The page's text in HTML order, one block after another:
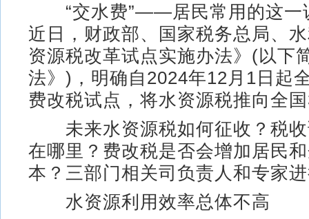
“交水费”——居民常用的这一
近日，财政部、国家税务总局、
资源税改革试点实施办法》(以下
法》)，明确自2024年12月1日起
费改税试点，将水资源税推向全
未来水资源税如何征收？税收
在哪里？费改税是否会增加居民
本？三部门相关司负责人和专家
水资源利用效率总体不高